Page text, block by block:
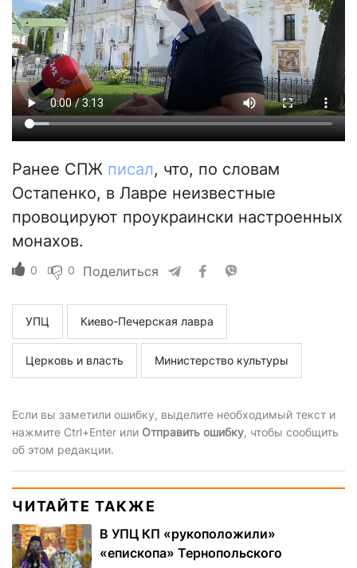
Ранее СПЖ писал, что, по словам
Остапенко, в Лавре неизвестные
провоцируют проукраински настроенных
монахов.
0 0 Поделиться
УПЦ Киево-Печерская лавра
Церковь и власть Министерство культуры
Если вы заметили ошибку, выделите необходимый текст и
нажмите Ctrl+Enter или Отправить ошибку, чтобы сообщить
об этом редакции.
ЧИТАЙТЕ ТАКЖЕ
В УПЦ КП «рукоположили»
«епископа» Тернопольского